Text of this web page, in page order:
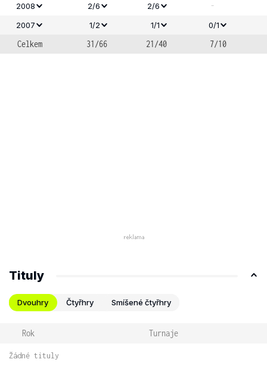
2008
2/6 2/6 -
2007 1/2 1/1 0/1
Celkem 31/66 21/40 7/10
Tituly
Dvouhry Čtyřhry Smíšené čtyřhry
Rok Turnaje
Žádné tituly